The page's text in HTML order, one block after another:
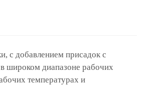
с добавлением присадок с
широком диапазоне рабочих
температурах и